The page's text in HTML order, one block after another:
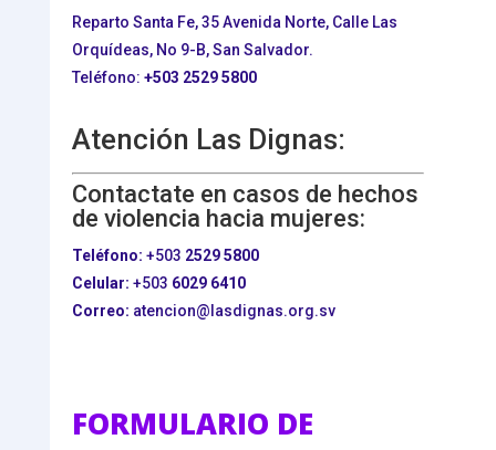
Reparto Santa Fe, 35 Avenida Norte, Calle Las
Orquídeas, No 9-B, San Salvador.
Teléfono: +503 2529 5800
Atención Las Dignas:
Contactate en casos de hechos
de violencia hacia mujeres:
Teléfono: +503 2529 5800
Celular: +503 6029 6410
Correo: atencion@lasdignas.org.sv
FORMULARIO DE